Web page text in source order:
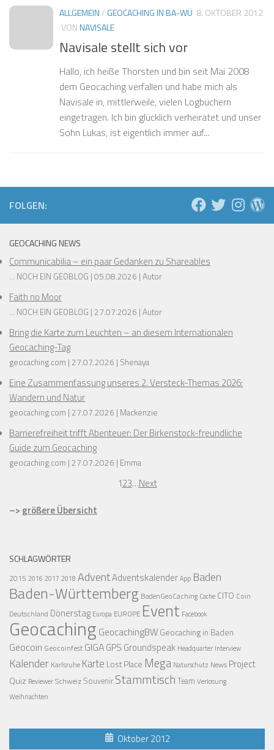
ALLGEMEIN/ GEOCACHING IN BA-WÜ 8. OKTOBER 2012
VONNAVISALE
Navisale stellt sich vor
Hallo, ich heiße Thorsten und bin seit Mai 2008
dem Geocaching verfallen und habe mich als
Navisale in, mittlerweile, vielen Logbüchern
eingetragen. Ich bin glücklich verheiratet und unser
Sohn Lukas, ist eigentlich immer auf...
FOLGEN:
GEOCACHING NEWS
Communicabilia – ein paar Gedanken zu Shareables
... NOCH EIN GEOBLOG 05.08.2026 Autor
Faith no Moor
... NOCH EIN GEOBLOG 27.07.2026 Autor
Bring die Karte zum Leuchten – an diesem Internationalen
Geocaching-Tag
geocaching.com 27.07.2026 Shenaya
Eine Zusammenfassung unseres 2. Versteck-Themas 2026:
Wandern und Natur
geocaching.com 27.07.2026 Mackenzie
Barrierefreiheit trifft Abenteuer: Der Birkenstock-freundliche
Guide zum Geocaching
geocaching.com 27.07.2026 Emma
123…Next
–> größere Übersicht
SCHLAGWÖRTER
2015 2016 2017 2018 AdventAdventskalenderApp Baden
Baden-Württemberg BadenGeoCaching Cache CITO Coin
Deutschland Dönerstag Europa EUROPE Event Facebook
Geocaching GeocachingBW Geocaching in Baden
Geocoin Geocoinfest GIGAGPS Groundspeak Headquarter Interview
Kalender Karlsruhe Karte Lost Place Mega Naturschutz News Project
Quiz ReviewerSchweiz Souvenir Stammtisch Team Verlosung
Weihnachten
Oktober 2012